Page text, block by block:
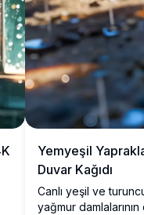
Yemyeşil
Duvar Kağıdı
Canlı yeşil ve
yağmur